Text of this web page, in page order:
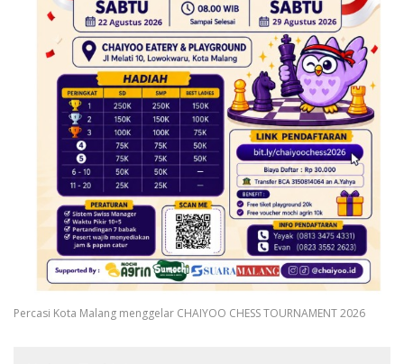
Percasi Kota Malang menggelar CHAIYOO CHESS TOURNAMENT 2026